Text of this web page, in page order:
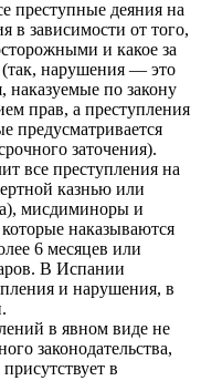
преступные деяния на
в зависимости от того,
и какое за
(так, нарушения — это
по закону
прав, а преступления
предусматривается
заточения).
все преступления на
казнью или
мисдиминоры и
наказываются
6 месяцев или
В Испании
и нарушения, в
в явном виде не
законодательства,
в